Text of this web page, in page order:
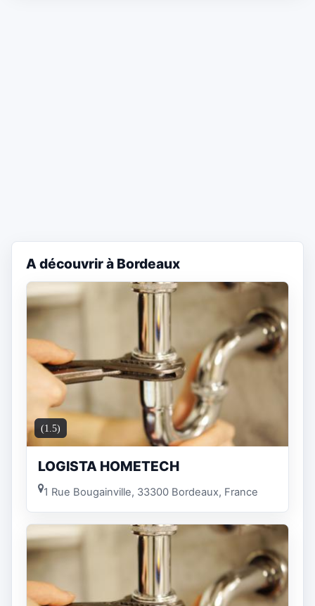
A découvrir à Bordeaux
(1.5)
LOGISTA HOMETECH
1 Rue Bougainville, 33300 Bordeaux, France